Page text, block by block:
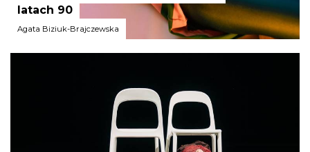
latach 90
Agata Biziuk-Brajczewska